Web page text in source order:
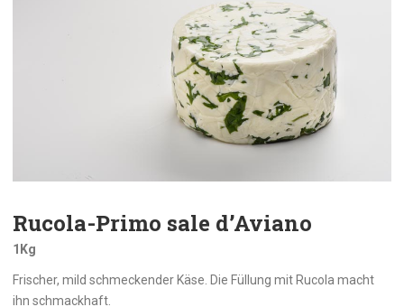
Rucola-Primo sale d’Aviano
1Kg
Frischer, mild schmeckender Käse. Die Füllung mit Rucola macht
ihn schmackhaft.